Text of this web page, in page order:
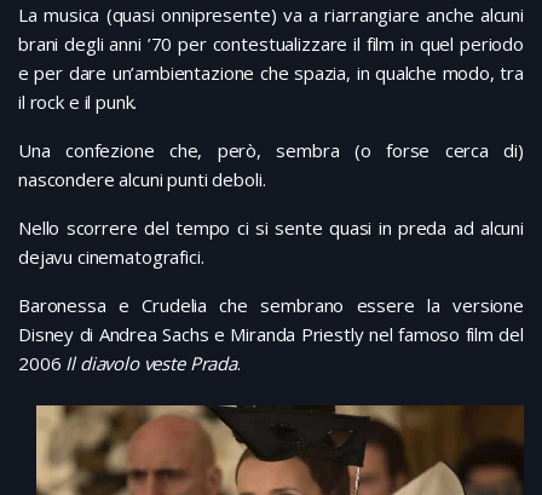
La musica (quasi onnipresente) va a riarrangiare anche alcuni
brani degli anni ’70 per contestualizzare il film in quel periodo
e per dare un’ambientazione che spazia, in qualche modo, tra
il rock e il punk.
Una confezione che, però, sembra (o forse cerca di)
nascondere alcuni punti deboli.
Nello scorrere del tempo ci si sente quasi in preda ad alcuni
dejavu cinematografici.
Baronessa e Crudelia che sembrano essere la versione
Disney di Andrea Sachs e Miranda Priestly nel famoso film del
2006 Il diavolo veste Prada.